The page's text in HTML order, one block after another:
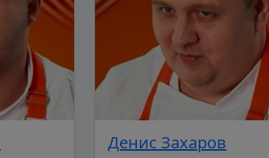
Денис Захаров